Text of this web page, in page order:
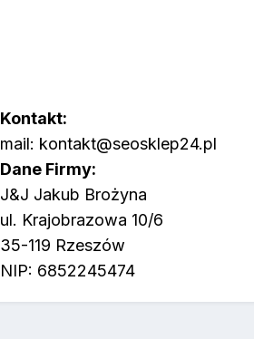
Kontakt:
mail: kontakt@seosklep24.pl
Dane Firmy:
J&J Jakub Brożyna
ul. Krajobrazowa 10/6
35-119 Rzeszów
NIP: 6852245474